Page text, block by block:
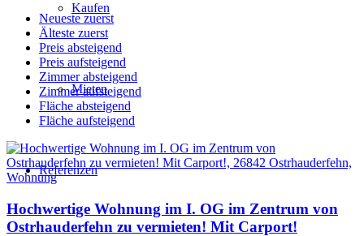
Kaufen
Mieten
Referenzen
Neueste zuerst
Älteste zuerst
Preis absteigend
Preis aufsteigend
Zimmer absteigend
Zimmer aufsteigend
Fläche absteigend
Fläche aufsteigend
Hochwertige Wohnung im I. OG im Zentrum von
Ostrhauderfehn zu vermieten! Mit Carport!